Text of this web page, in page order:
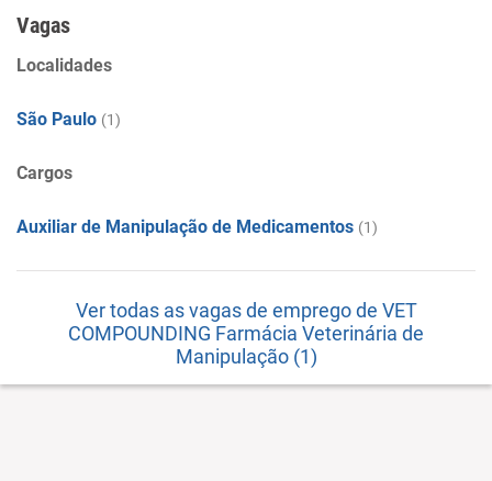
Vagas
Localidades
São Paulo (1)
Cargos
Auxiliar de Manipulação de Medicamentos (1)
Ver todas as vagas de emprego de VET
COMPOUNDING Farmácia Veterinária de
Manipulação (1)